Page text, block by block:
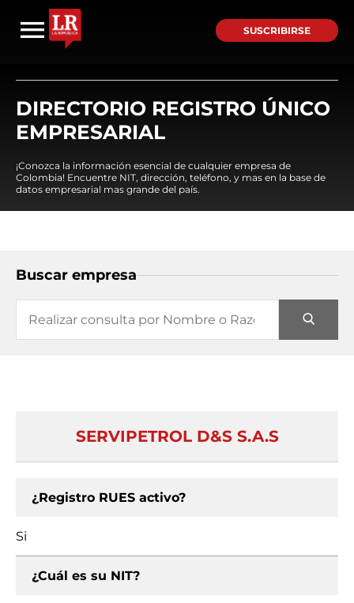
SUSCRIBIRSE
DIRECTORIO REGISTRO ÚNICO
EMPRESARIAL
¡Conozca la información esencial de cualquier empresa de
Colombia! Encuentre NIT, dirección, teléfono, y mas en la base de
datos empresarial mas grande del país.
Buscar empresa
SERVIPETROL D&S S.A.S
¿Registro RUES activo?
Si
¿Cuál es su NIT?